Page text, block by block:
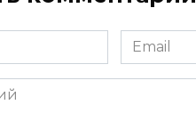
Email
*